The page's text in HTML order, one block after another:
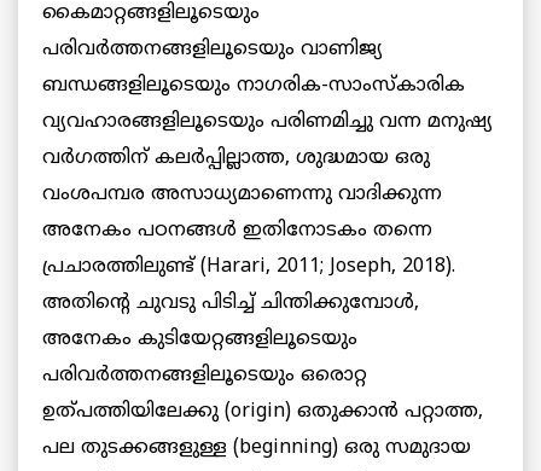
കൈമാറ്റങ്ങളിലൂടെയും
പരിവർത്തനങ്ങളിലൂടെയും വാണിജ്യ
ബന്ധങ്ങളിലൂടെയും നാഗരിക-സാംസ്‌കാരിക
വ്യവഹാരങ്ങളിലൂടെയും പരിണമിച്ചു വന്ന മനുഷ്യ
വർഗത്തിന് കലർപ്പില്ലാത്ത, ശുദ്ധമായ ഒരു
വംശപമ്പര അസാധ്യമാണെന്നു വാദിക്കുന്ന
അനേകം പഠനങ്ങൾ ഇതിനോടകം തന്നെ
പ്രചാരത്തിലുണ്ട് (Harari, 2011; Joseph, 2018).
അതിന്റെ ചുവടു പിടിച്ച് ചിന്തിക്കുമ്പോൾ,
അനേകം കുടിയേറ്റങ്ങളിലൂടെയും
പരിവർത്തനങ്ങളിലൂടെയും ഒരൊറ്റ
ഉത്പത്തിയിലേക്കു (origin) ഒതുക്കാൻ പറ്റാത്ത,
പല തുടക്കങ്ങളുള്ള (beginning) ഒരു സമുദായ